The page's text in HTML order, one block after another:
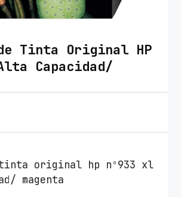
Tinta Original HP
Capacidad/
tinta original hp nº933 xl
magenta